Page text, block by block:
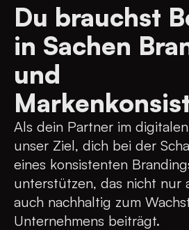
Du brauchst
in Sachen
und
Als dein Partner im
unser Ziel, dich bei der
eines konsistenten
unterstützen, das nicht nur
auch nachhaltig zum
Unternehmens beiträgt.